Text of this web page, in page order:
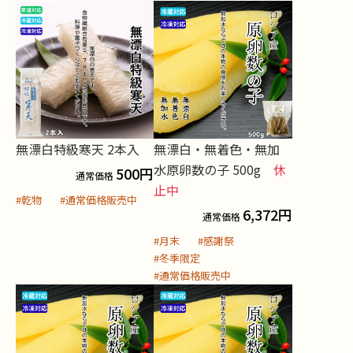
無漂白特級寒天 2本入
通常価格 500円
#乾物 #通常価格販売中
無漂白・無着色・無加
水原卵数の子 500g休
止中
通常価格 6,372円
#月末
#感謝祭
#冬季限定
#通常価格販売中